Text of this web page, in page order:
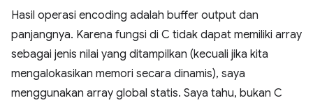
Hasil operasi encoding adalah buffer output dan
panjangnya. Karena fungsi di C tidak dapat memiliki array
sebagai jenis nilai yang ditampilkan (kecuali jika kita
mengalokasikan memori secara dinamis), saya
menggunakan array global statis. Saya tahu, bukan C